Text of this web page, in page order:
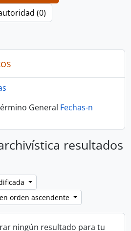
(0)
General Fechas-n
resultados
orden ascendente
ningún resultado para tu